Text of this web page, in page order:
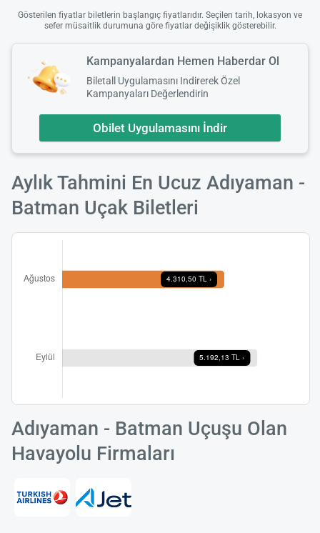
Gösterilen fiyatlar biletlerin başlangıç fiyatlarıdır. Seçilen tarih, lokasyon ve
sefer müsaitlik durumuna göre fiyatlar değişiklik gösterebilir.
Kampanyalardan Hemen Haberdar Ol
Biletall Uygulamasını Indirerek Özel
Kampanyaları Değerlendirin
Obilet Uygulamasını İndir
Aylık Tahmini En Ucuz Adıyaman -
Batman Uçak Biletleri
Adıyaman - Batman Uçuşu Olan
Havayolu Firmaları